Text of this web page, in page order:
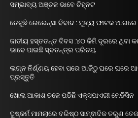
ସମ୍ଭାବ୍ୟ ଅଞ୍ଚଳ ଭାବେ ଚିହ୍ନଟ
ତେଜୁଛି ରେଭେନ୍ସା ବିବାଦ : ମୁଖ୍ୟ ଫାଟକ
ଜାତୀୟ ହସ୍ତତନ୍ତ ଦିବସ :୪୦ କିମି ଦୂରରେ ଥିବା
ଭାବେ ପାଇଛି ସ୍ବତନ୍ତ୍ର ପରିଚୟ
ଲଗ୍ନ ନିର୍ଣ୍ଣୟ ହେବା ପରେ ଆଜିଠୁ ଘରେ ଘରେ
ପ୍ରସ୍ତୁତି
ଖୋଲା ଆକାଶ ତଳେ ପଡିଛି ଏକ୍ସପାଏରୀ ମେଡିସିନ
ଦୁଷ୍କର୍ମ ମାମଲାରେ ବରିଷ୍ଠ ସାମ୍ଵାଦିକ ତରୁଣ